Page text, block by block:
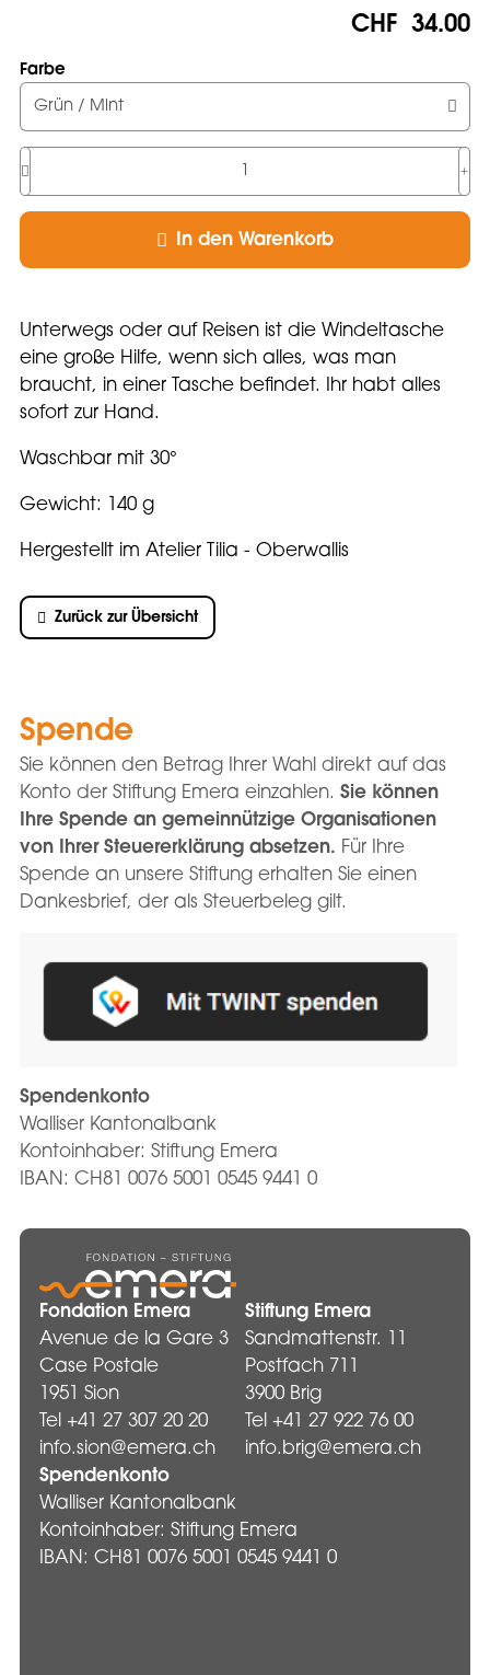
CHF 34.00
Farbe
Grün / Mint
Artikel
In den Warenkorb
Unterwegs oder auf Reisen ist die Windeltasche
eine große Hilfe, wenn sich alles, was man
braucht, in einer Tasche befindet. Ihr habt alles
sofort zur Hand.
Waschbar mit 30°
Gewicht: 140 g
Hergestellt im Atelier Tilia - Oberwallis
Zurück zur Übersicht
Spende
Sie können den Betrag Ihrer Wahl direkt auf das
Konto der Stiftung Emera einzahlen. Sie können
Ihre Spende an gemeinnützige Organisationen
von Ihrer Steuererklärung absetzen. Für Ihre
Spende an unsere Stiftung erhalten Sie einen
Dankesbrief, der als Steuerbeleg gilt.
Spendenkonto
Walliser Kantonalbank
Kontoinhaber: Stiftung Emera
IBAN: CH81 0076 5001 0545 9441 0
Fondation Emera
Avenue de la Gare 3
Case Postale
1951 Sion
Tel +41 27 307 20 20
info.sion@emera.ch
Stiftung Emera
Sandmattenstr. 11
Postfach 711
3900 Brig
Tel +41 27 922 76 00
info.brig@emera.ch
Spendenkonto
Walliser Kantonalbank
Kontoinhaber: Stiftung Emera
IBAN: CH81 0076 5001 0545 9441 0